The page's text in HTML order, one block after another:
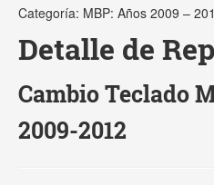
Categoría: MBP: Años 2009 –
Detalle de
Cambio Teclado
2009-2012